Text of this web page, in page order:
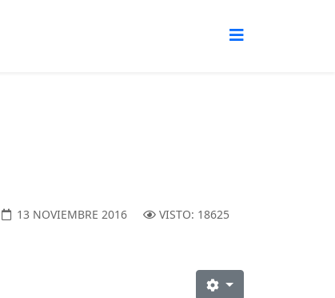
13 NOVIEMBRE 2016 VISTO: 18625